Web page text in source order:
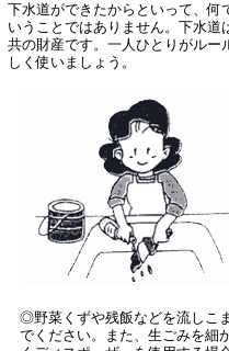
下水道ができたからといって、何
いうことではありません。下水道
共の財産です。一人ひとりがルー
しく使いましょう。
◎野菜くずや残飯などを流しこ
でください。また、生ごみを細